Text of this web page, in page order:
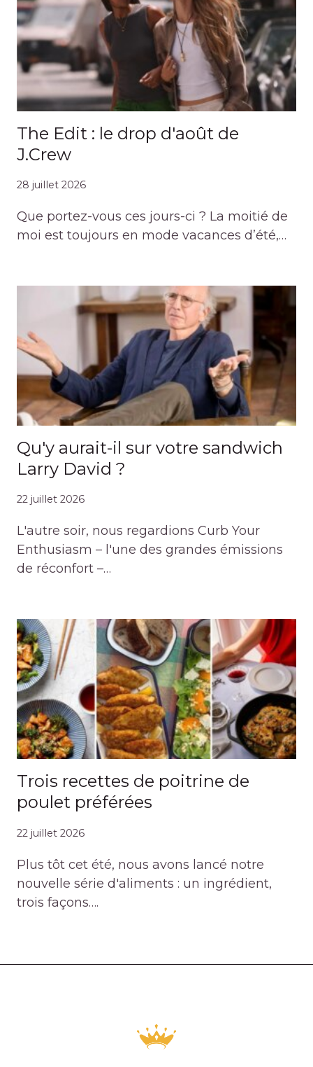
The Edit : le drop d'août de
J.Crew
28 juillet 2026
Que portez-vous ces jours-ci ? La moitié de
moi est toujours en mode vacances d’été,…
Qu'y aurait-il sur votre sandwich
Larry David ?
22 juillet 2026
L'autre soir, nous regardions Curb Your
Enthusiasm – l'une des grandes émissions
de réconfort –…
Trois recettes de poitrine de
poulet préférées
22 juillet 2026
Plus tôt cet été, nous avons lancé notre
nouvelle série d'aliments : un ingrédient,
trois façons….